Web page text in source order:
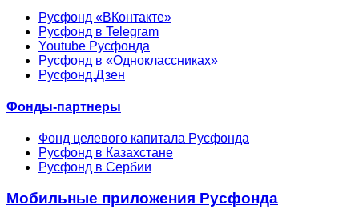
Русфонд «ВКонтакте»
Русфонд в Telegram
Youtube Русфонда
Русфонд в «Одноклассниках»
Русфонд.Дзен
Фонды-партнеры
Фонд целевого капитала Русфонда
Русфонд в Казахстане
Русфонд в Сербии
Мобильные приложения Русфонда